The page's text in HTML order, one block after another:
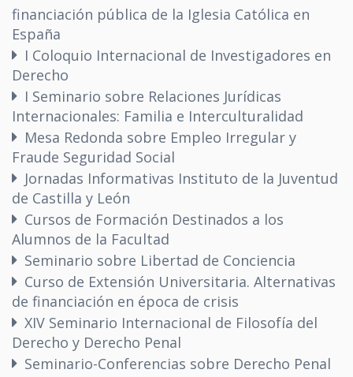
financiación pública de la Iglesia Católica en
España
I Coloquio Internacional de Investigadores en
Derecho
I Seminario sobre Relaciones Jurídicas
Internacionales: Familia e Interculturalidad
Mesa Redonda sobre Empleo Irregular y
Fraude Seguridad Social
Jornadas Informativas Instituto de la Juventud
de Castilla y León
Cursos de Formación Destinados a los
Alumnos de la Facultad
Seminario sobre Libertad de Conciencia
Curso de Extensión Universitaria. Alternativas
de financiación en época de crisis
XIV Seminario Internacional de Filosofía del
Derecho y Derecho Penal
Seminario-Conferencias sobre Derecho Penal